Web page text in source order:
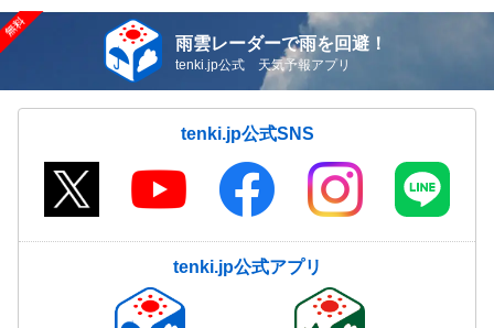
雨雲レーダーで雨を回避！
tenki.jp公式 天気予報アプリ
tenki.jp公式SNS
tenki.jp公式アプリ